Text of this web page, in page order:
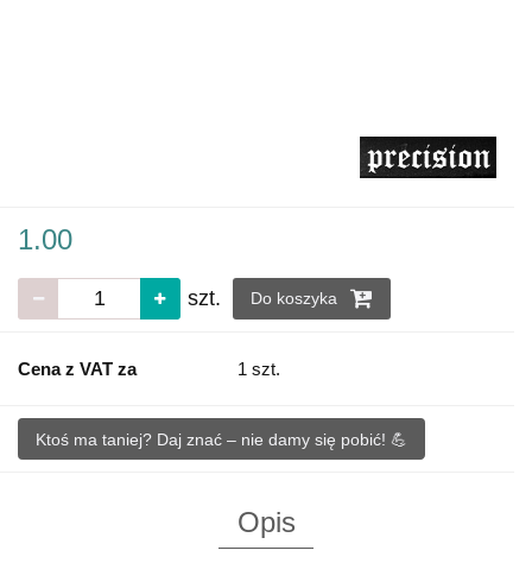
1.00
szt. Do koszyka
Cena z VAT za 1 szt.
Ktoś ma taniej? Daj znać – nie damy się pobić! 💪
Opis